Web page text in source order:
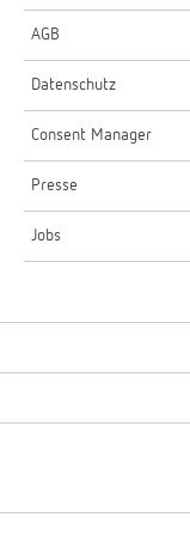
AGB
Datenschutz
Consent Manager
Presse
Jobs